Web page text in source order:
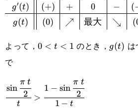
{\pi}&\cdots&(1)\\\hline
(+)&+&0&-&(-)\\\hline
(0)&\nearrow&\text{
大}&\searrow&(0)\end{array}
g′(t)
g(t)
(+)
(0)
+
↗
0
最大
−
↘
(
(
よって，0<t<1
0 < t < 1 のとき， g(t)
g(t)
で
\cfrac{\sin\cfrac{\pi t}
{2}}{t}>\cfrac{1-
t
sin
2
π t
>
1 − t
1 − sin
2
π t